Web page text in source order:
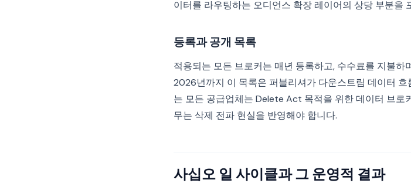
이터를 라우팅하는 오디언스 확장 레이어의 상당 부분을
등록과 공개 목록
적용되는 모든 브로커는 매년 등록하고, 수수료를 지불하
2026년까지 이 목록은 퍼블리셔가 다운스트림 데이터
는 모든 공급업체는 Delete Act 목적을 위한 데이터 브로
무는 삭제 전파 현실을 반영해야 합니다.
사십오 일 사이클과 그 운영적 결과